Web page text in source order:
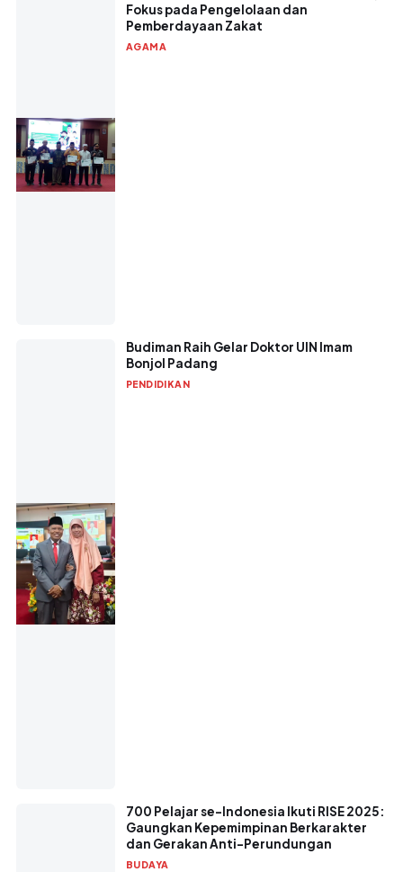
Fokus pada Pengelolaan dan
Pemberdayaan Zakat
AGAMA
Budiman Raih Gelar Doktor UIN Imam
Bonjol Padang
PENDIDIKAN
700 Pelajar se-Indonesia Ikuti RISE 2025:
Gaungkan Kepemimpinan Berkarakter
dan Gerakan Anti-Perundungan
BUDAYA